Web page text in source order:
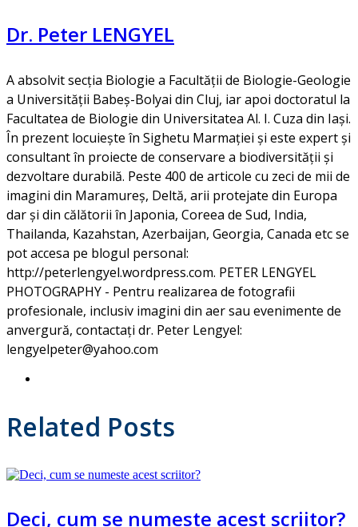
Dr. Peter LENGYEL
A absolvit secția Biologie a Facultății de Biologie-Geologie
a Universității Babeș-Bolyai din Cluj, iar apoi doctoratul la
Facultatea de Biologie din Universitatea Al. I. Cuza din Iași.
În prezent locuiește în Sighetu Marmației și este expert și
consultant în proiecte de conservare a biodiversității și
dezvoltare durabilă. Peste 400 de articole cu zeci de mii de
imagini din Maramureș, Deltă, arii protejate din Europa
dar și din călătorii în Japonia, Coreea de Sud, India,
Thailanda, Kazahstan, Azerbaijan, Georgia, Canada etc se
pot accesa pe blogul personal:
http://peterlengyel.wordpress.com. PETER LENGYEL
PHOTOGRAPHY - Pentru realizarea de fotografii
profesionale, inclusiv imagini din aer sau evenimente de
anvergură, contactați dr. Peter Lengyel:
lengyelpeter@yahoo.com
Related Posts
Deci, cum se numeste acest scriitor?